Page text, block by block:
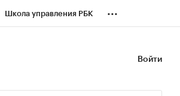
Школа управления РБК ...
Войти